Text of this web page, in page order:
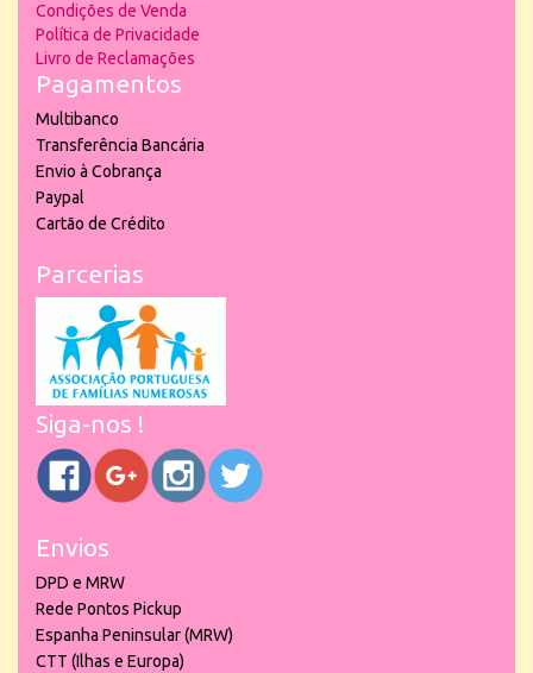
Condições de Venda
Política de Privacidade
Livro de Reclamações
Pagamentos
Multibanco
Transferência Bancária
Envio à Cobrança
Paypal
Cartão de Crédito
Parcerias
Siga-nos !
Envios
DPD e MRW
Rede Pontos Pickup
Espanha Peninsular (MRW)
CTT (Ilhas e Europa)